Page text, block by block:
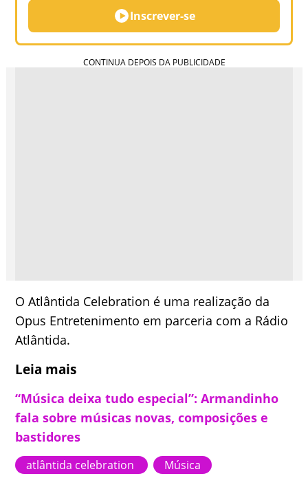
Inscrever-se
O Atlântida Celebration é uma realização da
Opus Entretenimento em parceria com a Rádio
Atlântida.
Leia mais
“Música deixa tudo especial”: Armandinho
fala sobre músicas novas, composições e
bastidores
atlântida celebration Música